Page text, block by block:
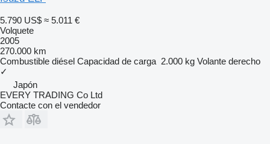
5.790 US$ ≈ 5.011 €
Volquete
2005
270.000 km
Combustible diésel Capacidad de carga 2.000 kg Volante derecho
✓
Japón
EVERY TRADING Co Ltd
Contacte con el vendedor